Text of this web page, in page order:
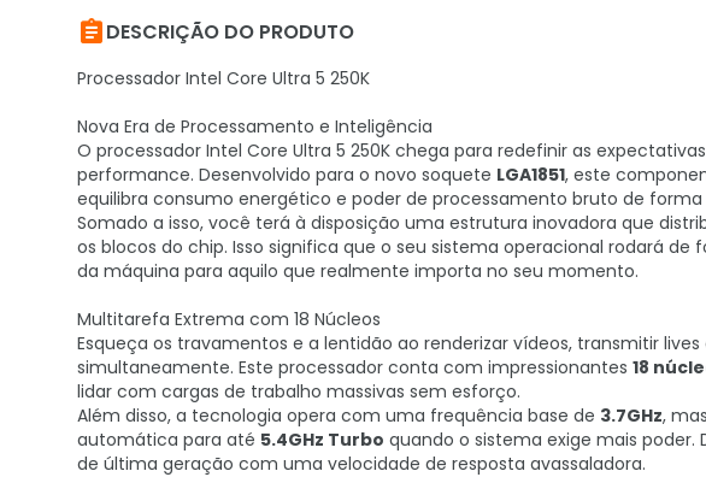
DESCRIÇÃO DO PRODUTO
Processador Intel Core Ultra 5 250K
Nova Era de Processamento e Inteligência
O processador Intel Core Ultra 5 250K chega para redefinir as
performance. Desenvolvido para o novo soquete LGA1851, este
equilibra consumo energético e poder de processamento bruto de
Somado a isso, você terá à disposição uma estrutura inovadora que
os blocos do chip. Isso significa que o seu sistema operacional rodará
da máquina para aquilo que realmente importa no seu momento.
Multitarefa Extrema com 18 Núcleos
Esqueça os travamentos e a lentidão ao renderizar vídeos, transmitir
simultaneamente. Este processador conta com impressionantes 18
lidar com cargas de trabalho massivas sem esforço.
Além disso, a tecnologia opera com uma frequência base de 3.7GHz,
automática para até 5.4GHz Turbo quando o sistema exige mais poder.
de última geração com uma velocidade de resposta avassaladora.